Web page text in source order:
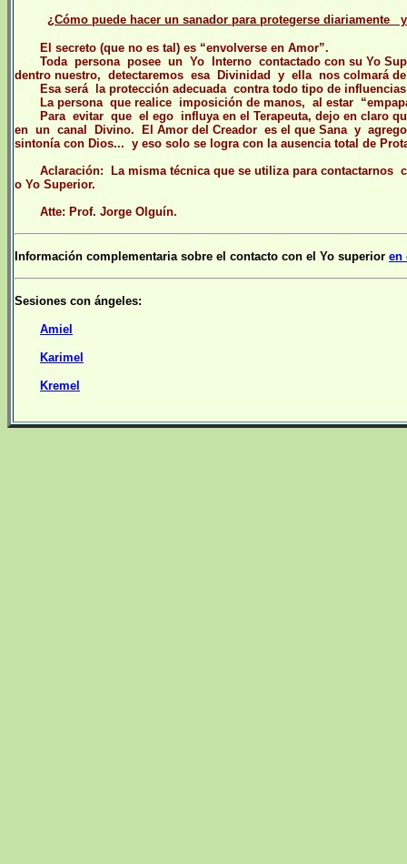
¿Cómo puede hacer un sanador para protegerse
El secreto (que no es tal) es “envolverse en Amor”.
Toda persona posee un Yo Interno contactado con su Yo
dentro nuestro, detectaremos esa Divinidad y ella nos colmará de
Esa será la protección adecuada contra todo tipo de
La persona que realice imposición de manos, al estar
Para evitar que el ego influya en el Terapeuta, dejo en claro que
en un canal Divino.
El Amor del Creador es el que Sana y
sintonía con Dios... y eso solo se logra con la ausencia total de
Aclaración: La misma técnica que se utiliza para contactarnos
o Yo Superior.
Atte: Prof. Jorge Olguín.
Información complementaria sobre el contacto con el Yo superior en
Sesiones con ángeles:
Amiel
Karimel
Kremel